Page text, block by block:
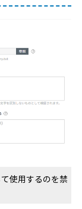
使用するのを禁